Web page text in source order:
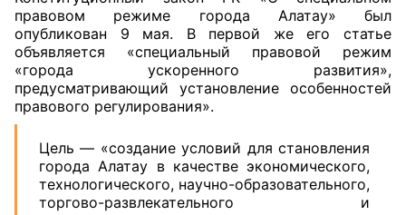
правовом режиме города Алатау» был
опубликован 9 мая. В первой же его статье
объявляется «специальный правовой режим
«города ускоренного развития»,
предусматривающий установление особенностей
правового регулирования».
Цель — «создание условий для становления
города Алатау в качестве экономического,
технологического, научно-образовательного,
торгово-развлекательного и